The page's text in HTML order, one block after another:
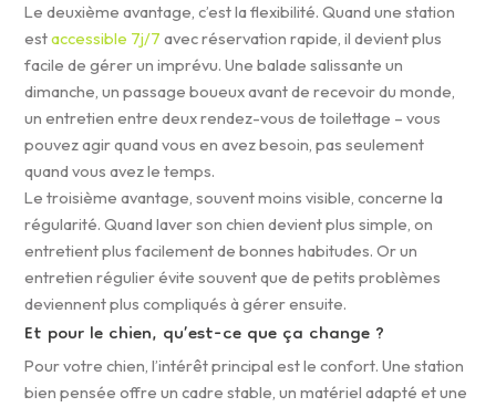
Le deuxième avantage, c’est la flexibilité. Quand une station
estaccessible 7j/7 avec réservation rapide, il devient plus
facile de gérer un imprévu. Une balade salissante un
dimanche, un passage boueux avant de recevoir du monde,
un entretien entre deux rendez-vous de toilettage – vous
pouvez agir quand vous en avez besoin, pas seulement
quand vous avez le temps.
Le troisième avantage, souvent moins visible, concerne la
régularité. Quand laver son chien devient plus simple, on
entretient plus facilement de bonnes habitudes. Or un
entretien régulier évite souvent que de petits problèmes
deviennent plus compliqués à gérer ensuite.
Et pour le chien, qu’est-ce que ça change ?
Pour votre chien, l’intérêt principal est le confort. Une station
bien pensée offre un cadre stable, un matériel adapté et une